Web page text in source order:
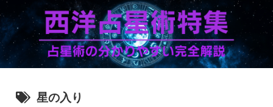
星の入り